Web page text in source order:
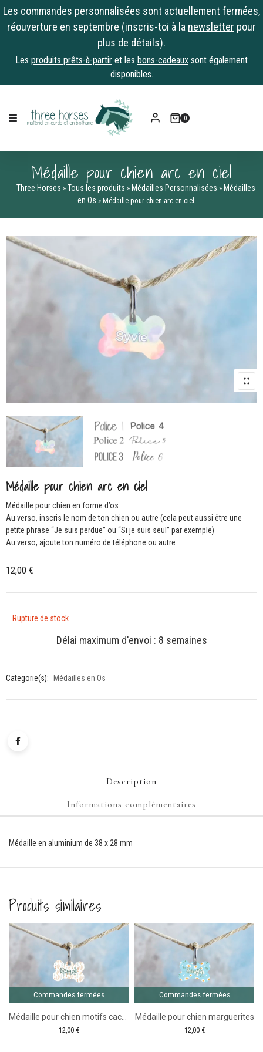
Les commandes personnalisées sont actuellement fermées,
réouverture en septembre (inscris-toi à la newsletter pour
plus de détails).
Les produits prêts-à-partir et les bons-cadeaux sont également
disponibles.
content
0
Médaille pour chien arc en ciel
Three Horses » Tous les produits » Médailles Personnalisées » Médailles
en Os » Médaille pour chien arc en ciel
Médaille pour chien arc en ciel
Médaille pour chien en forme d’os
Au verso, inscris le nom de ton chien ou autre (cela peut aussi être une
petite phrase “Je suis perdue” ou “Si je suis seul” par exemple)
Au verso, ajoute ton numéro de téléphone ou autre
12,00 €
Rupture de stock
Délai maximum d'envoi : 8 semaines
Categorie(s): Médailles en Os
Description
Informations complémentaires
Médaille en aluminium de 38 x 28 mm
Produits similaires
Commandes fermées
12,00 €
Commandes fermées
Médaille pour chien marguerites
12,00 €